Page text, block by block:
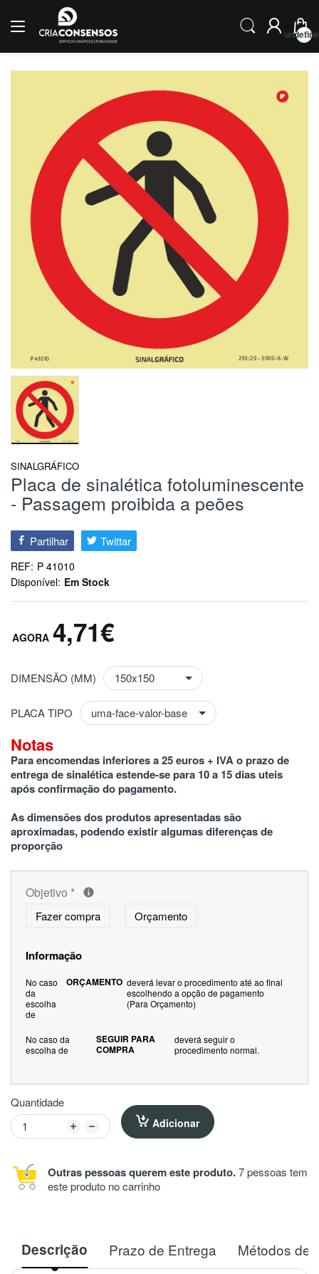
SINALGRÁFICO
Placa de sinalética fotoluminescente
- Passagem proibida a peões
Partilhar Twittar
REF: P 41010
Disponível: Em Stock
4,71€
DIMENSÃO (MM)
PLACA TIPO
Notas
Para encomendas inferiores a 25 euros + IVA o prazo de
entrega de sinalética estende-se para 10 a 15 dias uteis
após confirmação do pagamento.
As dimensões dos produtos apresentadas são
aproximadas, podendo existir algumas diferenças de
proporção
Objetivo *
Fazer compra Orçamento
Informação
No caso
da
escolha
de
ORÇAMENTO deverá levar o procedimento até ao final
escolhendo a opção de pagamento
(Para Orçamento)
No caso da
escolha de
SEGUIR PARA
COMPRA
deverá seguir o
procedimento normal.
Quantidade
Adicionar
Outras pessoas querem este produto.7 pessoas tem
este produto no carrinho
Descrição Prazo de Entrega Métodos de